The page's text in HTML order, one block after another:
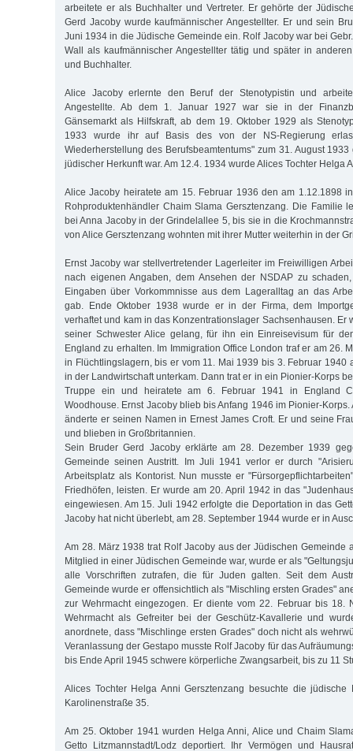
arbeitete er als Buchhalter und Vertreter. Er gehörte der
Gerd Jacoby wurde kaufmännischer Angestellter. Er und sein
Juni 1934 in die Jüdische Gemeinde ein. Rolf Jacoby war bei
Wall als kaufmännischer Angestellter tätig und später in
und Buchhalter.
Alice Jacoby erlernte den Beruf der Stenotypistin und
Angestellte. Ab dem 1. Januar 1927 war sie in der
Gänsemarkt als Hilfskraft, ab dem 19. Oktober 1929 als
1933 wurde ihr auf Basis des von der NS-Regierung
Wiederherstellung des Berufsbeamtentums" zum 31. August
jüdischer Herkunft war. Am 12.4. 1934 wurde Alices Tochter Helga
Alice Jacoby heiratete am 15. Februar 1936 den am 1.12.1898
Rohproduktenhändler Chaim Slama Gersztenzang. Die Familie
bei Anna Jacoby in der Grindelallee 5, bis sie in die
von Alice Gersztenzang wohnten mit ihrer Mutter weiterhin in der
Ernst Jacoby war stellvertretender Lagerleiter im Freiwilligen
nach eigenen Angaben, dem Ansehen der NSDAP zu
Eingaben über Vorkommnisse aus dem Lageralltag an das
gab. Ende Oktober 1938 wurde er in der Firma, dem
verhaftet und kam in das Konzentrationslager Sachsenhausen. Er
seiner Schwester Alice gelang, für ihn ein Einreisevisum für
England zu erhalten. Im Immigration Office London traf er am 26.
in Flüchtlingslagern, bis er vom 11. Mai 1939 bis 3. Februar 1940
in der Landwirtschaft unterkam. Dann trat er in ein Pionier-Korps
Truppe ein und heiratete am 6. Februar 1941 in England
Woodhouse. Ernst Jacoby blieb bis Anfang 1946 im Pionier-Korps.
änderte er seinen Namen in Ernest James Croft. Er und seine
und blieben in Großbritannien.
Sein Bruder Gerd Jacoby erklärte am 28. Dezember 1939
Gemeinde seinen Austritt. Im Juli 1941 verlor er durch
Arbeitsplatz als Kontorist. Nun musste er
Friedhöfen, leisten. Er wurde am 20. April 1942 in das
eingewiesen. Am 15. Juli 1942 erfolgte die Deportation in das
Jacoby hat nicht überlebt, am 28. September 1944 wurde er in
Am 28. März 1938 trat Rolf Jacoby aus der Jüdischen Gemeinde
Mitglied in einer Jüdischen Gemeinde war, wurde er als
alle Vorschriften zutrafen, die für Juden galten. Seit dem
Gemeinde wurde er offensichtlich als "Mischling ersten Grades"
zur Wehrmacht eingezogen. Er diente vom 22. Februar bis 18.
Wehrmacht als Gefreiter bei der Geschütz-Kavallerie und
anordnete, dass "Mischlinge ersten Grades" doch nicht als
Veranlassung der Gestapo musste Rolf Jacoby für das
bis Ende April 1945 schwere körperliche Zwangsarbeit, bis zu 11
Alices Tochter Helga Anni Gersztenzang besuchte die jüdische
Karolinenstraße 35.
Am 25. Oktober 1941 wurden Helga Anni, Alice und Chaim
Getto Litzmannstadt/Lodz deportiert. Ihr Vermögen und